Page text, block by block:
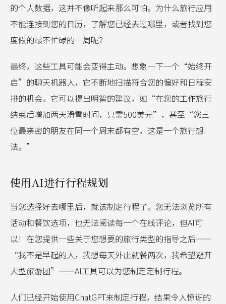
的个人数据，这并不像听起来那么可怕。为什么旅行应用
不能连接到您的日历，了解您已经去过哪里，或者找到您
度假的最不忙碌的一周呢？
最终，这些工具可能会变得主动。想象一下一个“始终开
启”的聊天机器人，它不断地扫描符合您的偏好和日程安
排的机会。它可以提出明智的建议，如“在您的工作旅行
结束后增加两天滑雪时间，只需500美元”，甚至“您三
位最亲密的朋友在同一个周末都有空，这是一个旅行想
法。”
使用AI进行行程规划
当您选择好去哪里后，就该制定行程了。您无法浏览所有
活动和餐饮选项，也无法阅读每一个在线评论，但AI可
以！在您提供一些关于您想要的旅行类型的指导之后——
“我不是早起的人，我想每天外出就餐两次，我希望避开
大型旅游团”——AI工具可以为您制定定制行程。
人们已经开始使用ChatGPT来制定行程，结果令人惊讶的